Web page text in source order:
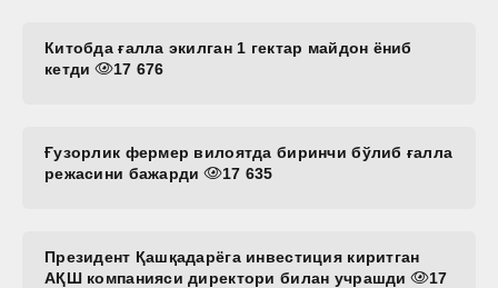
Китобда ғалла экилган 1 гектар майдон ёниб
кетди
17 676
Ғузорлик фермер вилоятда биринчи бўлиб ғалла
режасини бажарди
17 635
Президент Қашқадарёга инвестиция киритган
АҚШ компанияси директори билан учрашди
17